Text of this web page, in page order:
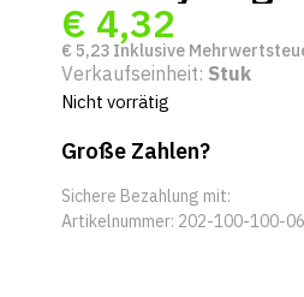
€ 4,32
€ 5,23 Inklusive
Verkaufseinheit: Stuk
Nicht vorrätig
Große Zahlen?
Sichere Bezahlung mit:
Artikelnummer: 202-100-100-06